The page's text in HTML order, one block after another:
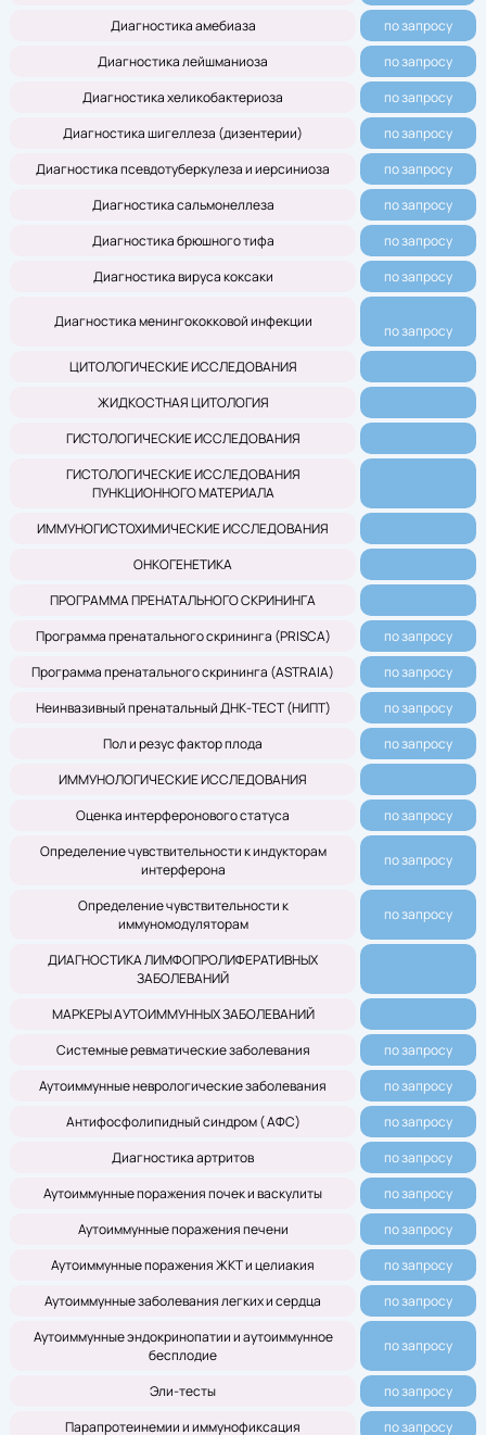
Диагностика амебиаза
по запросу
Диагностика лейшманиоза
по запросу
Диагностика хеликобактериоза
по запросу
Диагностика шигеллеза (дизентерии)
по запросу
Диагностика псевдотуберкулеза и иерсиниоза
по запросу
Диагностика сальмонеллеза
по запросу
Диагностика брюшного тифа
по запросу
Диагностика вируса коксаки
по запросу
Диагностика менингококковой инфекции
по запросу
ЦИТОЛОГИЧЕСКИЕ ИССЛЕДОВАНИЯ
ЖИДКОСТНАЯ ЦИТОЛОГИЯ
ГИСТОЛОГИЧЕСКИЕ ИССЛЕДОВАНИЯ
ГИСТОЛОГИЧЕСКИЕ ИССЛЕДОВАНИЯ
ПУНКЦИОННОГО МАТЕРИАЛА
ИММУНОГИСТОХИМИЧЕСКИЕ ИССЛЕДОВАНИЯ
ОНКОГЕНЕТИКА
ПРОГРАММА ПРЕНАТАЛЬНОГО СКРИНИНГА
Программа пренатального скрининга (PRISCA)
по запросу
Программа пренатального скрининга (ASTRAIA)
по запросу
Неинвазивный пренатальный ДНК-ТЕСТ (НИПТ)
по запросу
Пол и резус фактор плода
по запросу
ИММУНОЛОГИЧЕСКИЕ ИССЛЕДОВАНИЯ
Оценка интерферонового статуса
по запросу
Определение чувствительности к индукторам
интерферона
по запросу
Определение чувствительности к
иммуномодуляторам
по запросу
ДИАГНОСТИКА ЛИМФОПРОЛИФЕРАТИВНЫХ
ЗАБОЛЕВАНИЙ
МАРКЕРЫ АУТОИММУННЫХ ЗАБОЛЕВАНИЙ
Системные ревматические заболевания
по запросу
Аутоиммунные неврологические заболевания
по запросу
Антифосфолипидный синдром ( АФС)
по запросу
Диагностика артритов
по запросу
Аутоиммунные поражения почек и васкулиты
по запросу
Аутоиммунные поражения печени
по запросу
Аутоиммунные поражения ЖКТ и целиакия
по запросу
Аутоиммунные заболевания легких и сердца
по запросу
Аутоиммунные эндокринопатии и аутоиммунное
бесплодие
по запросу
Эли-тесты
по запросу
Парапротеинемии и иммунофиксация
по запросу